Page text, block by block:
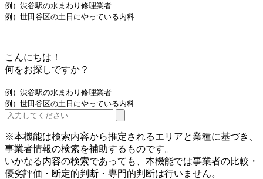
例）渋谷駅の水まわり修理業者
例）世田谷区の土日にやっている内科
こんにちは！
何をお探しですか？
例）渋谷駅の水まわり修理業者
例）世田谷区の土日にやっている内科
※本機能は検索内容から推定されるエリアと業種に基づき、
事業者情報の検索を補助するものです。
いかなる内容の検索であっても、本機能では事業者の比較・
優劣評価・断定的判断・専門的判断は行いません。